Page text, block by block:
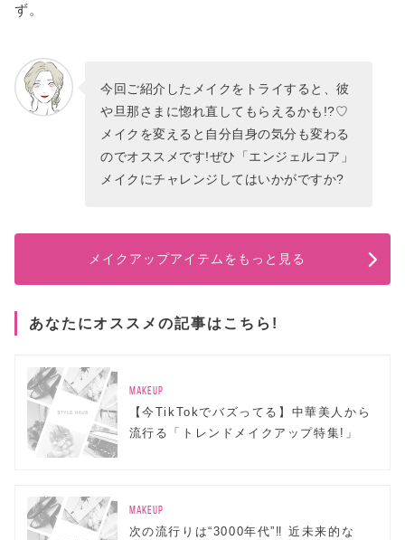
ず。
今回ご紹介したメイクをトライすると、彼
や旦那さまに惚れ直してもらえるかも!?♡
メイクを変えると自分自身の気分も変わる
のでオススメです!ぜひ「エンジェルコア」
メイクにチャレンジしてはいかがですか?
メイクアップアイテムをもっと見る
あなたにオススメの記事はこちら!
MAKEUP
【今TikTokでバズってる】中華美人から
流行る「トレンドメイクアップ特集!」
MAKEUP
次の流行りは“3000年代”‼︎ 近未来的な